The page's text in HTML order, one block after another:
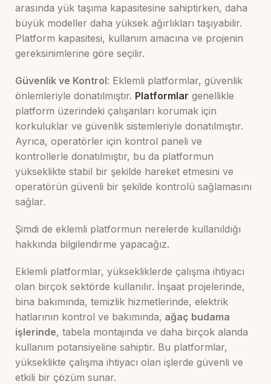
arasında yük taşıma kapasitesine sahiptirken, daha
büyük modeller daha yüksek ağırlıkları taşıyabilir.
Platform kapasitesi, kullanım amacına ve projenin
gereksinimlerine göre seçilir.
Güvenlik ve Kontrol: Eklemli platformlar, güvenlik
önlemleriyle donatılmıştır. Platformlar genellikle
platform üzerindeki çalışanları korumak için
korkuluklar ve güvenlik sistemleriyle donatılmıştır.
Ayrıca, operatörler için kontrol paneli ve
kontrollerle donatılmıştır, bu da platformun
yükseklikte stabil bir şekilde hareket etmesini ve
operatörün güvenli bir şekilde kontrolü sağlamasını
sağlar.
Şimdi de eklemli platformun nerelerde kullanıldığı
hakkında bilgilendirme yapacağız.
Eklemli platformlar, yüksekliklerde çalışma ihtiyacı
olan birçok sektörde kullanılır. İnşaat projelerinde,
bina bakımında, temizlik hizmetlerinde, elektrik
hatlarının kontrol ve bakımında, ağaç budama
işlerinde, tabela montajında ve daha birçok alanda
kullanım potansiyeline sahiptir. Bu platformlar,
yükseklikte çalışma ihtiyacı olan işlerde güvenli ve
etkili bir çözüm sunar.